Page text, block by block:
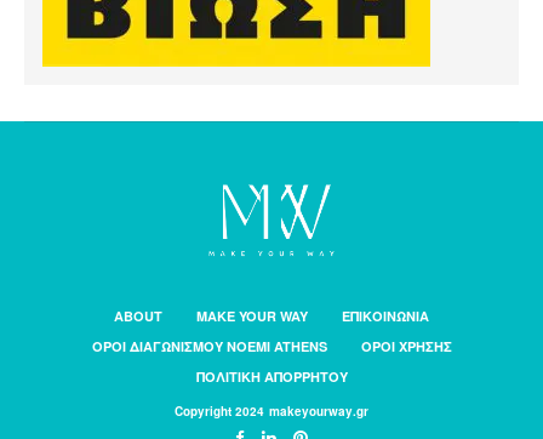
ABOUT MAKE YOUR WAY
ΕΠΙΚΟΙΝΩΝΙΑ
ΟΡΟΙ ΔΙΑΓΩΝΙΣΜΟΥ NOEMI ATHENS
ΟΡΟΙ ΧΡΗΣΗΣ
ΠΟΛΙΤΙΚΗ ΑΠΟΡΡΗΤΟΥ
Copyright 2024 makeyourway.gr